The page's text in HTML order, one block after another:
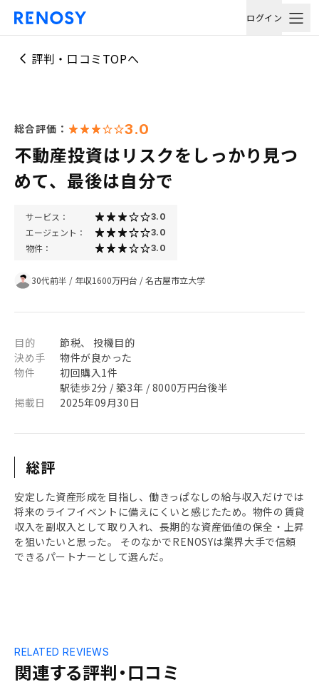
ログイン
評判・口コミTOPへ
総合評価： 3.0
不動産投資はリスクをしっかり見つ
めて、最後は自分で
サービス： 3.0
エージェント： 3.0
物件： 3.0
30代前半 / 年収1600万円台 /名古屋市立大学
目的
節税、 投機目的
決め手
物件が良かった
物件
初回購入1件
駅徒歩2分 / 築3年 / 8000万円台後半
掲載日
2025年09月30日
総評
安定した資産形成を目指し、働きっぱなしの給与収入だけでは
将来のライフイベントに備えにくいと感じたため。物件の賃貸
収入を副収入として取り入れ、長期的な資産価値の保全・上昇
を狙いたいと思った。 そのなかでRENOSYは業界大手で信頼
できるパートナーとして選んだ。
関連する評判・口コミ
RELATED REVIEWS